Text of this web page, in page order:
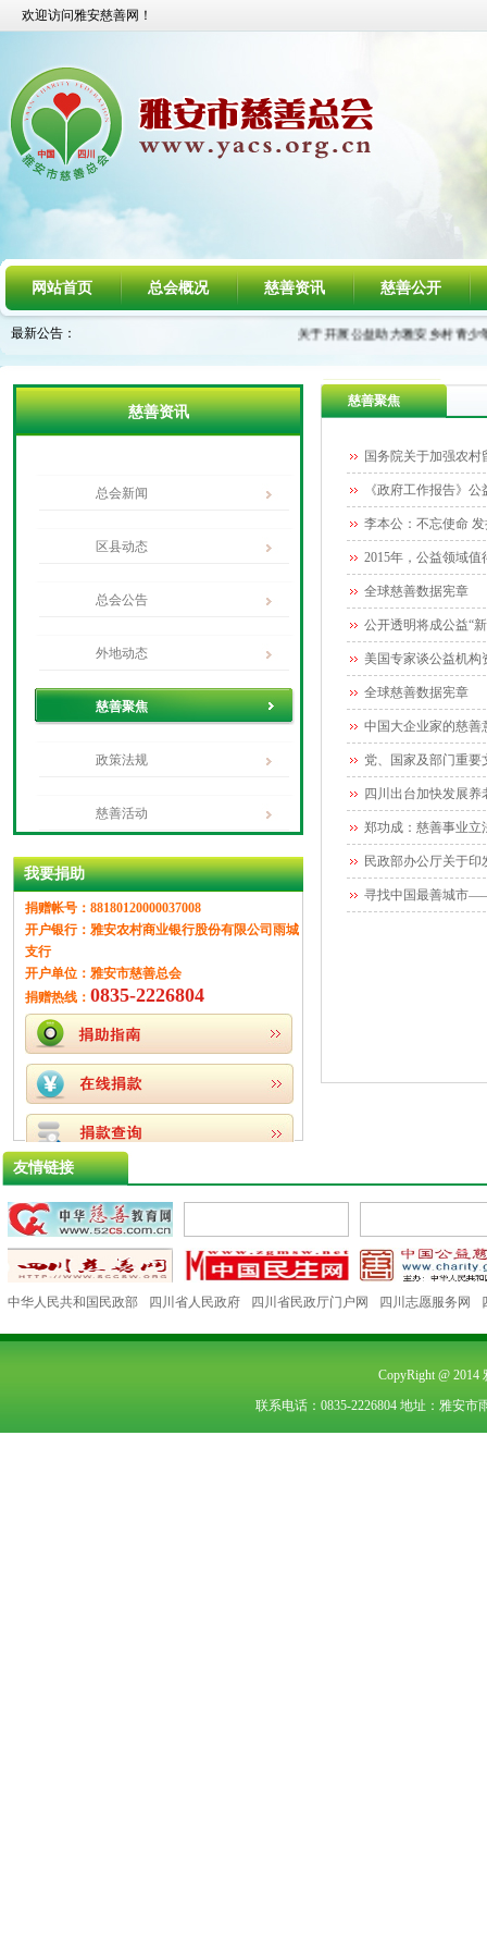
欢迎访问雅安慈善网！
网站首页 总会概况 慈善资讯 慈善公开
最新公告： 关于开展公益助力雅安乡村青少年
慈善资讯
总会新闻
区县动态
总会公告
外地动态
慈善聚焦
政策法规
慈善活动
我要捐助
捐赠帐号：88180120000037008
开户银行：雅安农村商业银行股份有限公司雨城
支行
开户单位：雅安市慈善总会
捐赠热线： 0835-2226804
慈善聚焦
国务院关于加强农
《政府工作报告》
李本公：不忘使命
2015年，公益领域值
全球慈善数据宪章
公开透明将成公益“
美国专家谈公益机构
全球慈善数据宪章
中国大企业家的慈善
党、国家及部门重
四川出台加快发展
郑功成：慈善事业立
民政部办公厅关于
寻找中国最善城市
友情链接
中华人民共和国民政部 四川省人民政府 四川省民政厅门户网 四川志愿服务网
CopyRight @
联系电话：0835-2226804 地址：雅安市